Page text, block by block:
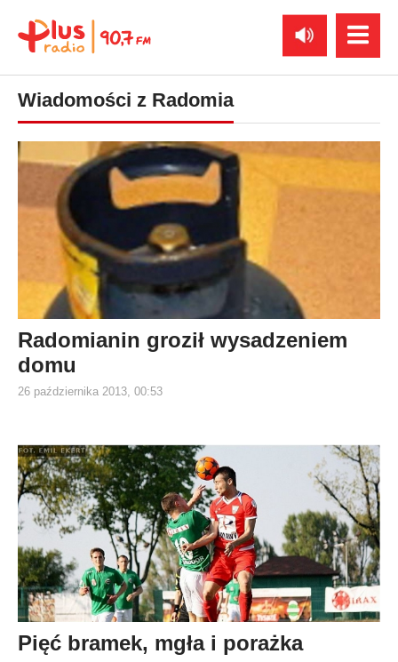
Wiadomości z Radomia
Radomianin groził wysadzeniem
domu
26 października 2013, 00:53
Pięć bramek, mgła i porażka